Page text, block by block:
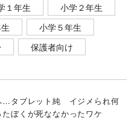
１年生
小学２年生
小学５年生
保護者向け
…タブレット純 イジメられ何
ぼくが死ななかったワケ